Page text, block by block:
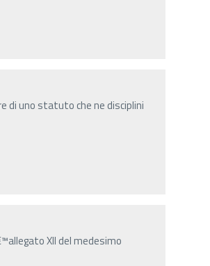
di uno statuto che ne disciplini
XII del medesimo